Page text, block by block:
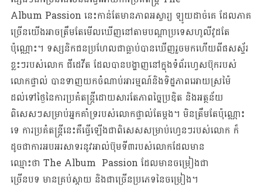
Album Passion នេះកាន់តែមានភាពអស្ចារ្យ ឡូយដាច់គេ ដែលភាគ
ច្រើនយើងអាចត្រឹមតែមើលឃើញនៅតាមបណ្តាប្រទេសហូលីវូដតែ
ប៉ុណ្ណោះ។ ទស្សនិកជនប្រហែលជាធ្លាប់បានឃើញរួចមកហើយពីផសស្ទ័រ
ខ្លះៗរ​​​បស់លោក ជីដេវីត ដែលបានបង្ហាញនៅក្នុងទំព័រហ្វេសប៊ុករបស់
លោកផ្ទាល់ បានទាញយកចំណាប់អារម្មណ៍និងទិដ្ឋភាពអោយស្រម៉ៃ
ដល់ទៅថ្ងៃនៃការប្រគំតន្រ្តីដោយសារតែភាពច្នៃប្រឌិត និងអត្ថន័យ
ពិសេសៗសម្រាប់អ្នកគាំទ្ររបស់លោកផ្ទាល់តែម្តង។ មិនត្រឹមតែប៉ុណ្ណោះ
ទេ ការប្រគំតន្រ្តីនេះគឺធ្វើឡើងជាពិសេសសម្រាប់ហ្វេនៗរបស់លោក ក៏
ដូចជាការអបអរសាទរនូវអាល់ប៊ុមទី៣របស់លោកដែលមាន
ឈ្មោះថា The Album Passion ដែលមានចម្រៀងជា
ច្រើនបទ មានគ្រប់ស្តាយ និងជាច្រើនប្រភេទនៃចម្រៀង។